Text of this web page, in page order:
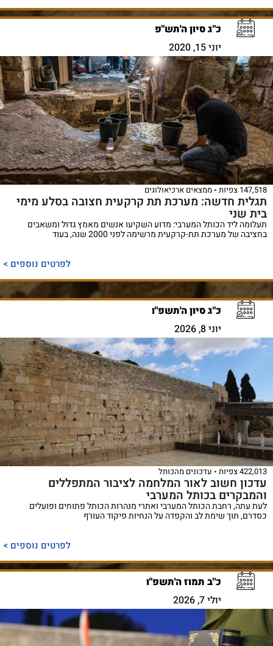
כ"ג סיון ה'תש"פ
יוני 15, 2020
147,518 צפיות ממצאים ארכיאולוגים
תגלית חדשה: מערכת תת קרקעית חצובה בסלע מימי
בית שני
תעלומה ליד הכותל המערבי: מדוע השקיעו אנשים מאמץ גדול ומשאבים
בחציבה של מערכת תת-קרקעית מרשימה לפני 2000 שנה, בעוד
לפרטים נוספים >
כ"ג סיון ה'תשפ"ו
יוני 8, 2026
422,013 צפיות עדכונים מהכותל
עדכון חשוב לאור המלחמה לציבור המתפללים
והמבקרים בכותל המערבי
לעת עתה, רחבת הכותל המערבי ואתרי מנהרות הכותל פתוחים ופועלים
כסדרם, תוך שימת לב והקפדה על הנחיות פיקוד העורף
לפרטים נוספים >
כ"ב תמוז ה'תשפ"ו
יולי 7, 2026